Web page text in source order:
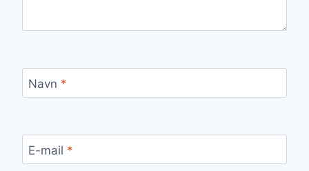
Navn *
E-mail *